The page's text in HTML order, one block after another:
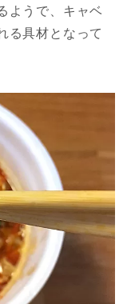
ようで、キャベ
る具材となって